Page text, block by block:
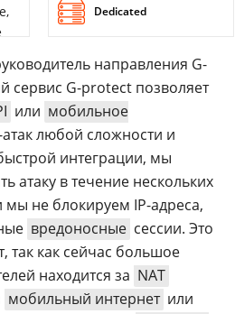
Dedicated
направления G-
сервис G-protect позволяет
или мобильное
атак любой сложности и
интеграции, мы
атаку в течение нескольких
мы не блокируем IP-адреса,
вредоносные сессии. Это
как сейчас большое
находится за NAT
мобильный интернет или